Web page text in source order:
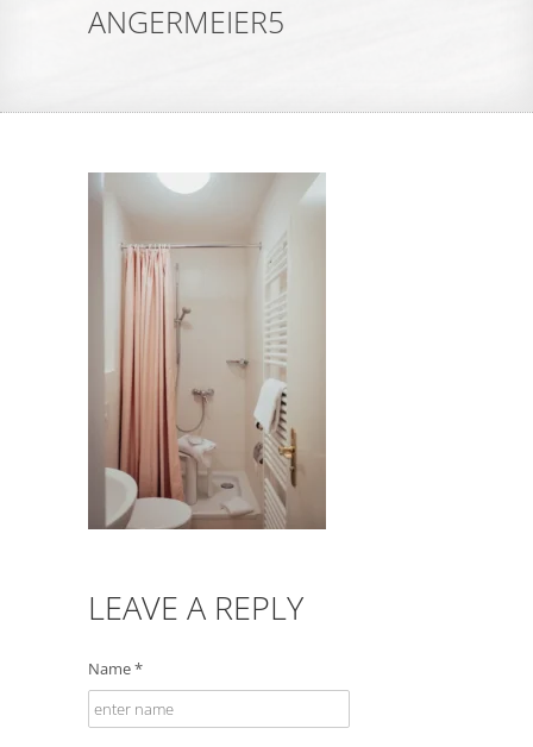
ANGERMEIER5
LEAVE A REPLY
Name *